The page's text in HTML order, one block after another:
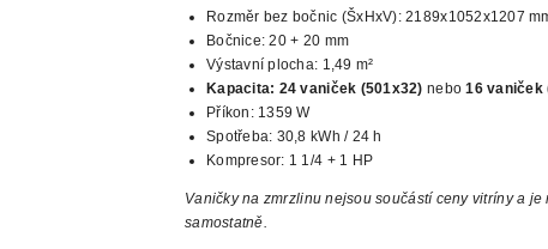
Rozměr bez bočnic (ŠxHxV):2189x1052x1207
Bočnice: 20 + 20 mm
Výstavní plocha: 1,49 m²
Kapacita: 24 vaniček (501x32) nebo16vaniček
Příkon: 1359 W
Spotřeba: 30,8 kWh / 24 h
Kompresor: 1 1/4 + 1 HP
Vaničky na zmrzlinu nejsou součástí ceny vitríny a
samostatně.